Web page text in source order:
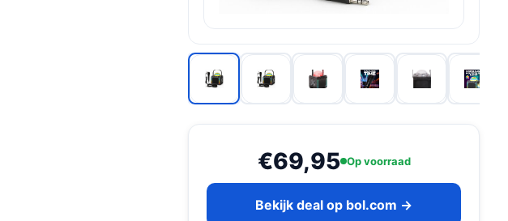
€69,95 Op voorraad
Bekijk deal op bol.com →